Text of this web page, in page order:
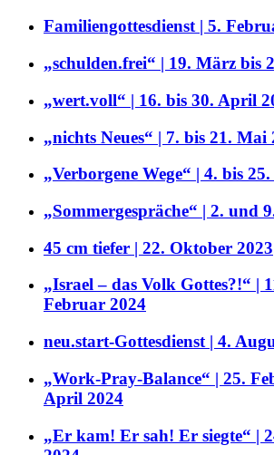
Familiengottesdienst | 5.
„schulden.frei“ | 19. März bis
„wert.voll“ | 16. bis 30. April
„nichts Neues“ | 7. bis 21. Mai
„Verborgene Wege“ | 4. bis
„Sommergespräche“ | 2. und
45 cm tiefer | 22. Oktober 2023
„Israel – das Volk Gottes?!“ |
Februar 2024
neu.start-Gottesdienst | 4.
„Work-Pray-Balance“ | 25.
April 2024
„Er kam! Er sah! Er siegte“ |